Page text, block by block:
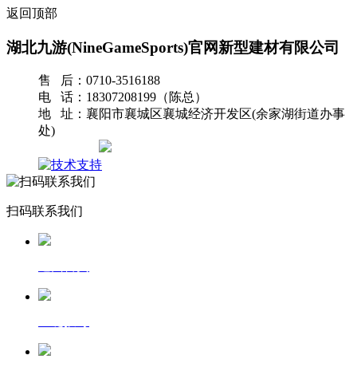
返回顶部
湖北九游(NineGameSports)官网新型建材有限公司
售 后：0710-3516188
电 话：18307208199（陈总）
地 址：襄阳市襄城区襄城经济开发区(余家湖街道办事
处)
扫码联系我们